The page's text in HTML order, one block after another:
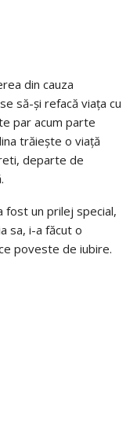
din cauza
să-și refacă viața cu
par acum parte
trăiește o viață
departe de
fost un prilej special,
sa, i-a făcut o
poveste de iubire.